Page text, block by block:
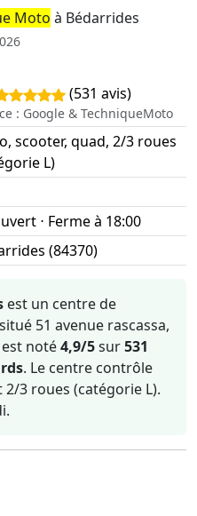
Moto à Bédarrides
Bédarrides
(531 avis)
: Google & TechniqueMoto
scooter, quad, 2/3 roues
L)
⋅ Ferme à 18:00
(84370)
est un centre de
51 avenue rascassa,
est noté4,9/5sur531
. Le centre contrôle
3 roues (catégorie L).